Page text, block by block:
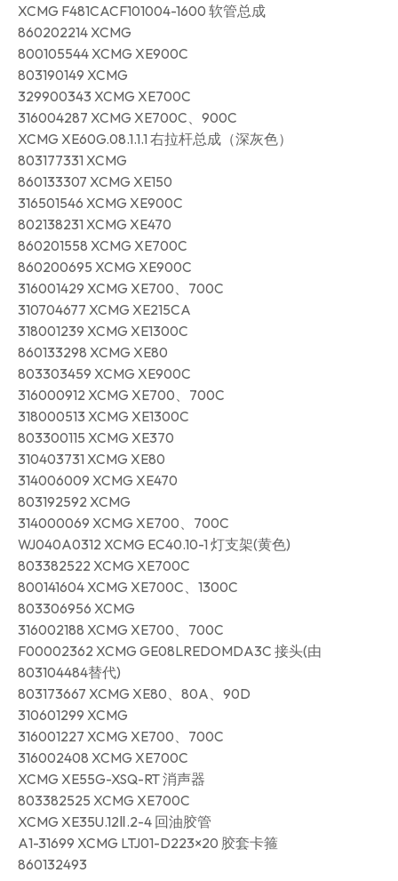
XCMG F481CACF101004-1600 软管总成
860202214 XCMG
800105544 XCMG XE900C
803190149 XCMG
329900343 XCMG XE700C
316004287 XCMG XE700C、900C
XCMG XE60G.08.1.1.1 右拉杆总成（深灰色）
803177331 XCMG
860133307 XCMG XE150
316501546 XCMG XE900C
802138231 XCMG XE470
860201558 XCMG XE700C
860200695 XCMG XE900C
316001429 XCMG XE700、700C
310704677 XCMG XE215CA
318001239 XCMG XE1300C
860133298 XCMG XE80
803303459 XCMG XE900C
316000912 XCMG XE700、700C
318000513 XCMG XE1300C
803300115 XCMG XE370
310403731 XCMG XE80
314006009 XCMG XE470
803192592 XCMG
314000069 XCMG XE700、700C
WJ040A0312 XCMG EC40.10-1 灯支架(黄色)
803382522 XCMG XE700C
800141604 XCMG XE700C、1300C
803306956 XCMG
316002188 XCMG XE700、700C
F00002362 XCMG GE08LREDOMDA3C 接头(由
803104484替代)
803173667 XCMG XE80、80A、90D
310601299 XCMG
316001227 XCMG XE700、700C
316002408 XCMG XE700C
XCMG XE55G-XSQ-RT 消声器
803382525 XCMG XE700C
XCMG XE35U.12Ⅱ.2-4 回油胶管
A1-31699 XCMG LTJ01-D223×20 胶套卡箍
860132493